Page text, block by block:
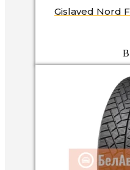
Gislaved Nord
В